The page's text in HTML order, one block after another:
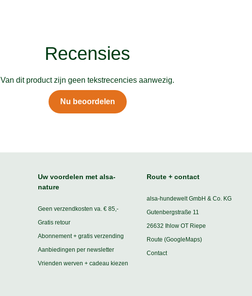
Recensies
Van dit product zijn geen tekstrecencies aanwezig.
Nu beoordelen
Uw voordelen met alsa-
nature
Geen verzendkosten va. € 85,-
Gratis retour
Abonnement + gratis verzending
Aanbiedingen per newsletter
Vrienden werven + cadeau kiezen
Route + contact
alsa-hundewelt GmbH & Co. KG
Gutenbergstraße 11
26632 Ihlow OT Riepe
Route (GoogleMaps)
Contact